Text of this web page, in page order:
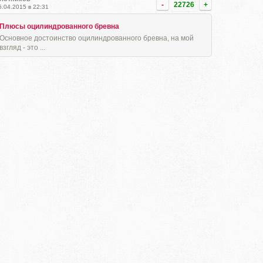
- 22726 +
в 22:31
Плюсы оцилиндрованного бревна
Основное достоинство оцилиндрованного бревна, на мой
взгляд - это ...